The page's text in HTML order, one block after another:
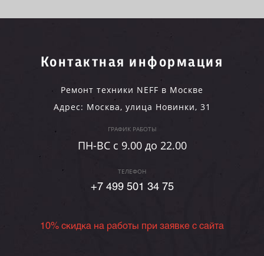
Контактная информация
Ремонт техники NEFF в Москве
Адрес: Москва, улица Новинки, 31
ГРАФИК РАБОТЫ
ПН-ВC c 9.00 до 22.00
ТЕЛЕФОН
+7 499 501 34 75
10% скидка на работы при заявке с сайта